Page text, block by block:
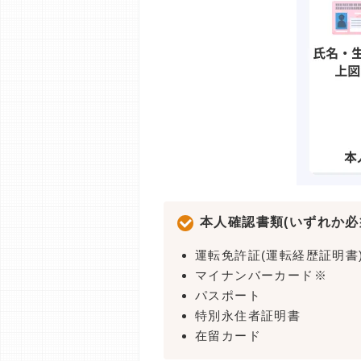
本人確認書類(いずれか
運転免許証(運転経歴証明
マイナンバーカード※
パスポート
特別永住者証明書
在留カード